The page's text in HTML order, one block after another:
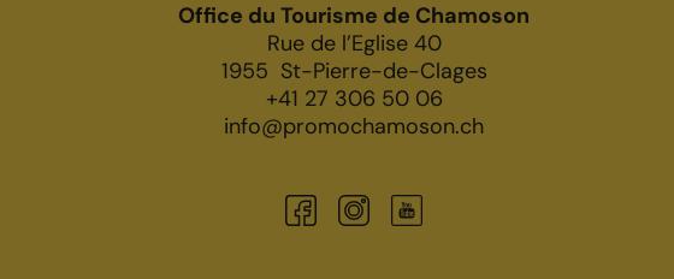
Office du Tourisme de Chamoson
Rue de l’Eglise 40
1955 St-Pierre-de-Clages
+41 27 306 50 06
info@promochamoson.ch